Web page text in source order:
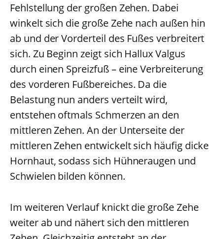
Fehlstellung der großen Zehen. Dabei
winkelt sich die große Zehe nach außen hin
ab und der Vorderteil des Fußes verbreitert
sich. Zu Beginn zeigt sich Hallux Valgus
durch einen Spreizfuß – eine Verbreiterung
des vorderen Fußbereiches. Da die
Belastung nun anders verteilt wird,
entstehen oftmals Schmerzen an den
mittleren Zehen. An der Unterseite der
mittleren Zehen entwickelt sich häufig dicke
Hornhaut, sodass sich Hühneraugen und
Schwielen bilden können.
Im weiteren Verlauf knickt die große Zehe
weiter ab und nähert sich den mittleren